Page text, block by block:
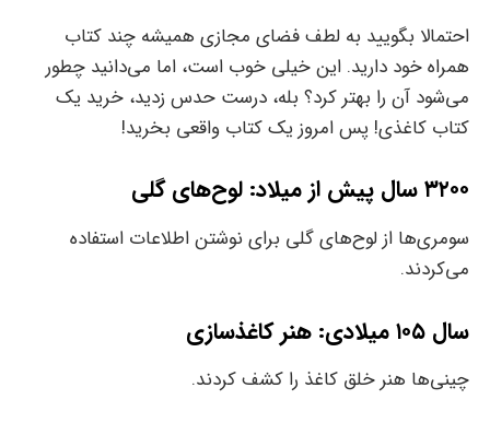
احتمالا بگویید به لطف فضای مجازی همیشه چند کتاب
همراه خود دارید. این خیلی خوب است، اما می‌دانید چطور
می‌شود آن را بهتر کرد؟ بله، درست حدس زدید، خرید یک
کتاب کاغذی! پس امروز یک کتاب واقعی بخرید!
۳۲۰۰ سال پیش از میلاد: لوح‌‌‌‌‌های گلی
سومری‌‌‌‌‌ها از لوح‌‌‌‌‌های گلی برای نوشتن اطلاعات استفاده
می‌کردند.
سال ۱۰۵ میلادی: هنر کاغذسازی
چینی‌‌‌‌‌ها هنر خلق کاغذ را کشف کردند.